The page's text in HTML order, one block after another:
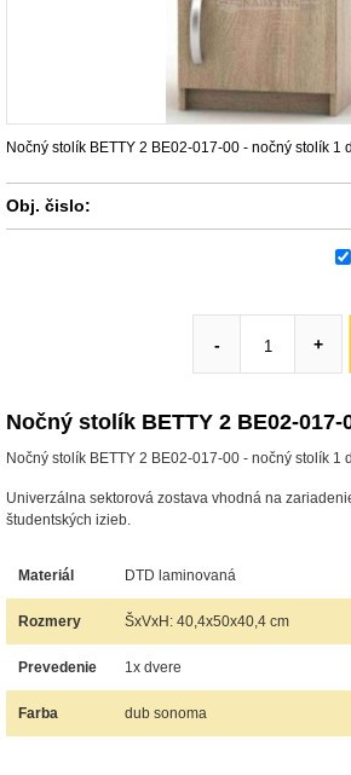
Nočný stolík BETTY 2 BE02-017-00 - nočný stolík 1
Obj. čislo:
- +
Nočný stolík BETTY 2 BE02-
Nočný stolík BETTY 2 BE02-017-00 - nočný stolík 1
Univerzálna sektorová zostava vhodná na
študentských izieb.
Materiál DTD laminovaná
Rozmery ŠxVxH: 40,4x50x40,4 cm
Prevedenie 1x dvere
Farba dub sonoma